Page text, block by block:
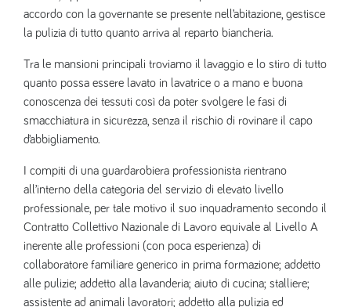
accordo con la governante se presente nell’abitazione, gestisce
la pulizia di tutto quanto arriva al reparto biancheria.
Tra le mansioni principali troviamo il lavaggio e lo stiro di tutto
quanto possa essere lavato in lavatrice o a mano e buona
conoscenza dei tessuti così da poter svolgere le fasi di
smacchiatura in sicurezza, senza il rischio di rovinare il capo
d’abbigliamento.
I compiti di una guardarobiera professionista rientrano
all’interno della categoria del servizio di elevato livello
professionale, per tale motivo il suo inquadramento secondo il
Contratto Collettivo Nazionale di Lavoro equivale al Livello A
inerente alle professioni (con poca esperienza) di
collaboratore familiare generico in prima formazione; addetto
alle pulizie; addetto alla lavanderia; aiuto di cucina; stalliere;
assistente ad animali lavoratori; addetto alla pulizia ed